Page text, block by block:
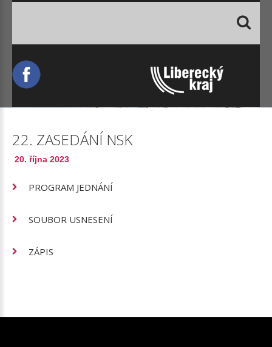
22. ZASEDÁNÍ NSK
20. října 2023
PROGRAM JEDNÁNÍ
SOUBOR USNESENÍ
ZÁPIS